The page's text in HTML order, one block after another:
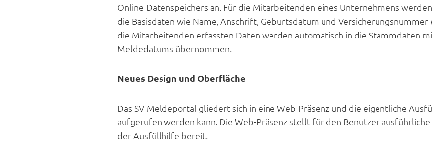
Online-Datenspeichers an. Für die Mitarbeitenden eines Unternehmens
die Basisdaten wie Name, Anschrift, Geburtsdatum und
die Mitarbeitenden erfassten Daten werden automatisch in die Stammdaten
Meldedatums übernommen.
Neues Design und Oberfläche
Das SV-Meldeportal gliedert sich in eine Web-Präsenz und die eigentliche
aufgerufen werden kann. Die Web-Präsenz stellt für den Benutzer
der Ausfüllhilfe bereit.